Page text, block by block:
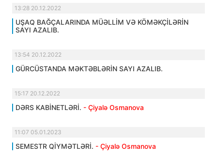
13:28 20.12.2022
UŞAQ BAĞÇALARINDA MÜƏLLİM VƏ KÖMƏKÇİLƏRİN
SAYI AZALIB.
13:54 20.12.2022
GÜRCÜSTANDA MƏKTƏBLƏRİN SAYI AZALIB.
15:17 20.12.2022
DƏRS KABİNETLƏRİ. - Çiyalə Osmanova
11:07 05.01.2023
SEMESTR QİYMƏTLƏRİ. - Çiyalə Osmanova